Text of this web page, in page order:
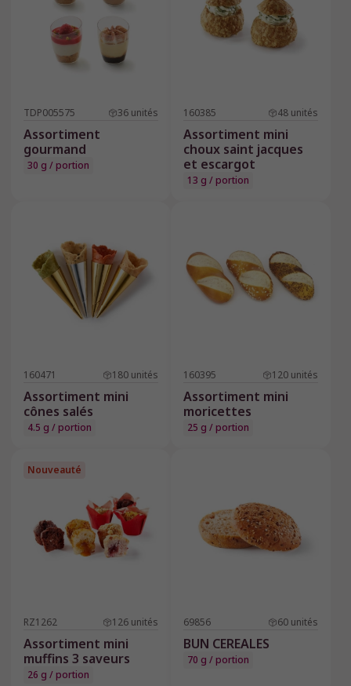
TDP005575 36 unités
Assortiment
gourmand
30 g / portion
160385 48 unités
Assortiment mini
choux saint jacques
et escargot
13 g / portion
160471 180 unités
Assortiment mini
cônes salés
4.5 g / portion
160395 120 unités
Assortiment mini
moricettes
25 g / portion
Nouveauté
RZ1262 126 unités
Assortiment mini
muffins 3 saveurs
26 g / portion
69856 60 unités
BUN CEREALES
70 g / portion